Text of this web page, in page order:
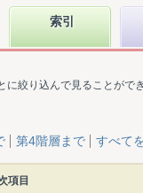
索引
絞り込んで見ることがで
第4階層まで すべて
項目